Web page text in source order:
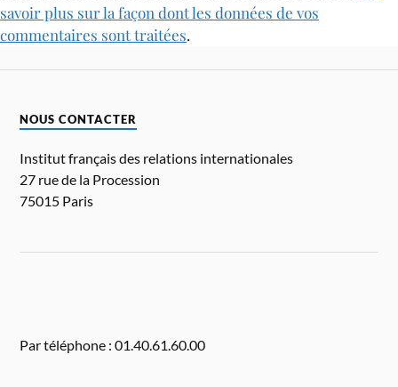
savoir plus sur la façon dont les données de vos
commentaires sont traitées.
NOUS CONTACTER
Institut français des relations internationales
27 rue de la Procession
75015 Paris
Par téléphone : 01.40.61.60.00